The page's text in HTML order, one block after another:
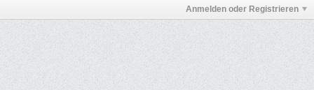
Anmelden oder Registrieren